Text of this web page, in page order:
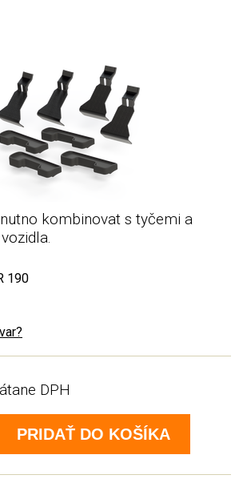
kombinovat s tyčemi a
190
DPH
PRIDAŤ DO KOŠÍKA